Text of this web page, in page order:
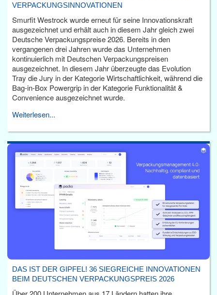
VERPACKUNGSINNOVATIONEN
Smurfit Westrock wurde erneut für seine Innovationskraft
ausgezeichnet und erhält auch in diesem Jahr gleich zwei
Deutsche Verpackungspreise 2026. Bereits in den
vergangenen drei Jahren wurde das Unternehmen
kontinuierlich mit Deutschen Verpackungspreisen
ausgezeichnet. In diesem Jahr überzeugte das Evolution
Tray die Jury in der Kategorie Wirtschaftlichkeit, während die
Bag-in-Box Powergrip in der Kategorie Funktionalität &
Convenience ausgezeichnet wurde.
Weiterlesen...
DAS IST DER GIPFEL! 36 SIEGREICHE INNOVATIONEN
BEIM DEUTSCHEN VERPACKUNGSPREIS 2026